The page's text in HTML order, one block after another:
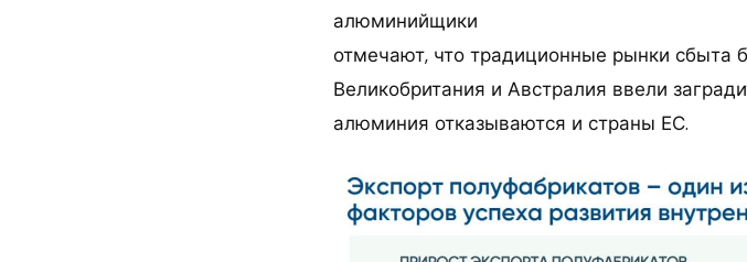
алюминийщики
отмечают, что традиционные рынки сбыта
Великобритания и Австралия ввели
алюминия отказываются и страны ЕС.